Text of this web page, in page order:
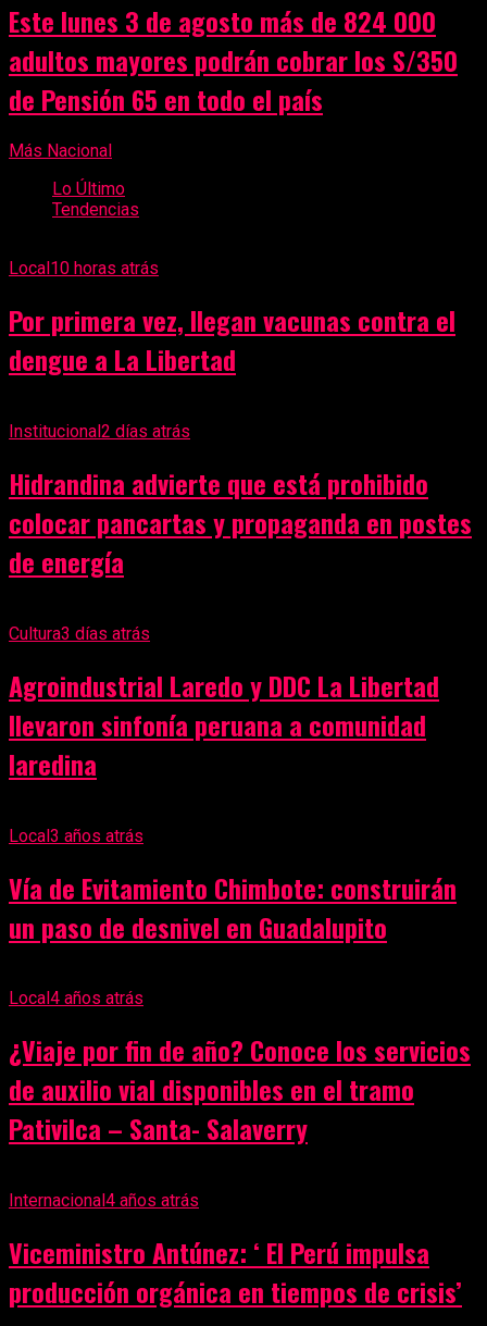
Este lunes 3 de agosto más de 824 000
adultos mayores podrán cobrar los S/350
de Pensión 65 en todo el país
Más Nacional
Lo Último
Tendencias
Local 10 horas atrás
Por primera vez, llegan vacunas contra el
dengue a La Libertad
Institucional2 días atrás
Hidrandina advierte que está prohibido
colocar pancartas y propaganda en postes
de energía
Cultura3 días atrás
Agroindustrial Laredo y DDC La Libertad
llevaron sinfonía peruana a comunidad
laredina
Local3 años atrás
Vía de Evitamiento Chimbote: construirán
un paso de desnivel en Guadalupito
Local 4 años atrás
¿Viaje por fin de año? Conoce los servicios
de auxilio vial disponibles en el tramo
Pativilca – Santa- Salaverry
Internacional 4 años atrás
Viceministro Antúnez: ‘ El Perú impulsa
producción orgánica en tiempos de crisis’